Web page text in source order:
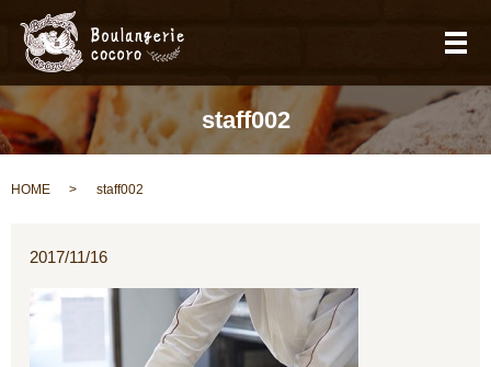
メ
staff002
HOME staff002
2017/11/16